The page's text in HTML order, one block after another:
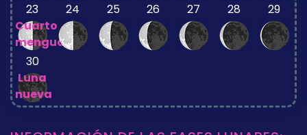
23
Cuarto
menguante
24 25 26 27 28 29
30
Luna
nueva